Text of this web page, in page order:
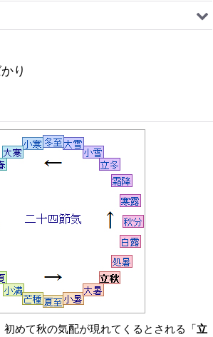
り
めて秋の気配が現れてくるとされる「立